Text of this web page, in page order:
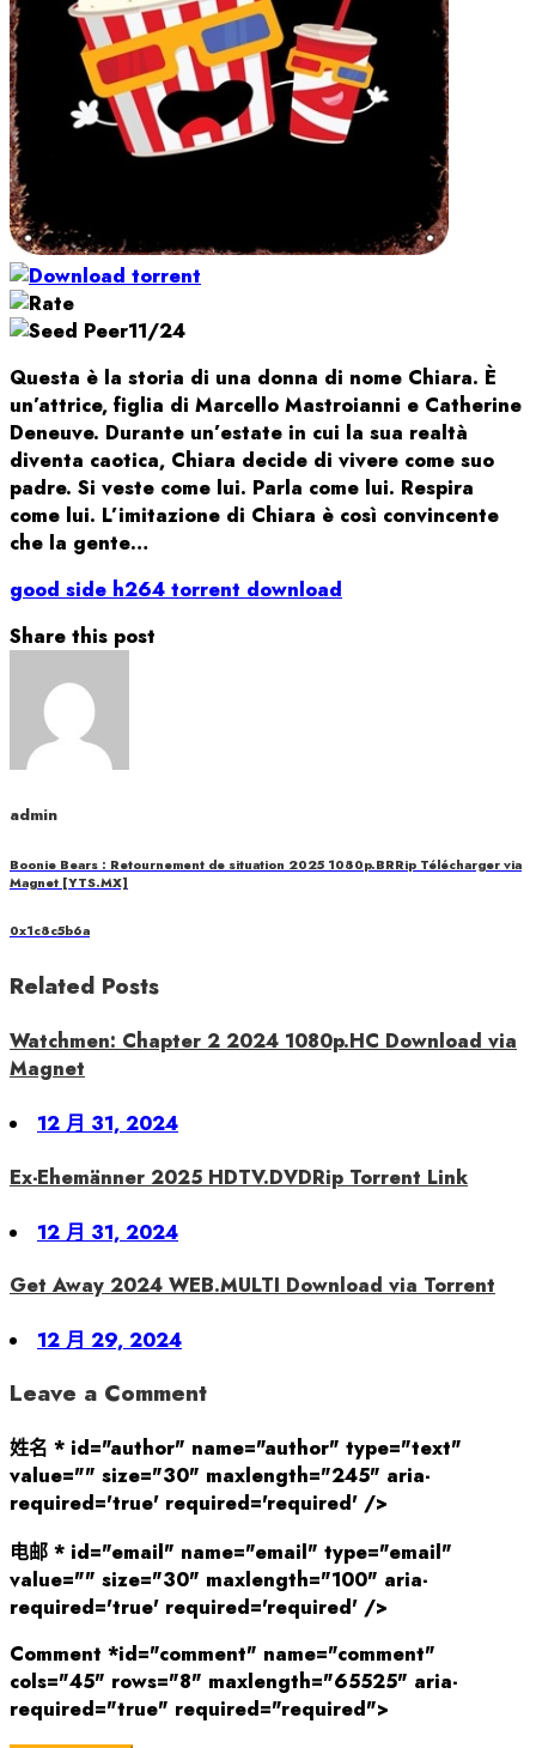
11/24
Questa è la storia di una donna di nome Chiara. È
un’attrice, figlia di Marcello Mastroianni e Catherine
Deneuve. Durante un’estate in cui la sua realtà
diventa caotica, Chiara decide di vivere come suo
padre. Si veste come lui. Parla come lui. Respira
come lui. L’imitazione di Chiara è così convincente
che la gente…
good side h264 torrent download
Share this post
admin
Boonie Bears : Retournement de situation 2025 1080p.BRRip Télécharger via
Magnet [YTS.MX]
0x1c8c5b6a
Related Posts
Watchmen: Chapter 2 2024 1080p.HC Download via
Magnet
Posted
12 月 31, 2024
Ex-Ehemänner 2025 HDTV.DVDRip Torrent Link
Posted
12 月 31, 2024
Get Away 2024 WEB.MULTI Download via Torrent
Posted
12 月 29, 2024
Leave a Comment
姓名 * id="author" name="author" type="text"
value="" size="30" maxlength="245" aria-
required='true' required='required' />
电邮 * id="email" name="email" type="email"
value="" size="30" maxlength="100" aria-
required='true' required='required' />
Comment *id="comment" name="comment"
cols="45" rows="8" maxlength="65525" aria-
required="true" required="required">